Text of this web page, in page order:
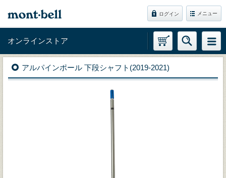
ログイン メニュー
オンラインストア
アルパインポール 下段シャフト(2019-2021)